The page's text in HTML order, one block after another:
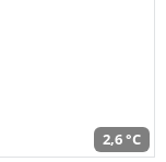
2,6 °C